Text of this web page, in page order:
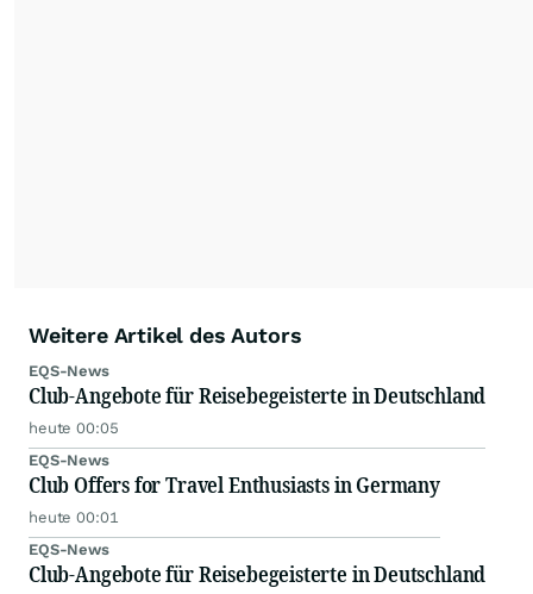
Weitere Artikel des Autors
EQS-News
Club-Angebote für Reisebegeisterte in Deutschland
heute 00:05
EQS-News
Club Offers for Travel Enthusiasts in Germany
heute 00:01
EQS-News
Club-Angebote für Reisebegeisterte in Deutschland